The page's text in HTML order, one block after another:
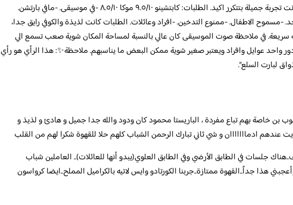
التقييم العام:رايق جدا جدا كانت تجربة جميلة بتتكرر اكيد. الطلبات: كابتشينو ٩.٥/١٠ موكا ٨.٥/١٠ -في موسيقى. -مافي بارتشن.
مسموح الاطفال. -ممنوع التدخين. -افراد وعائلات. الطلبات كانت لذيذة والكوفي رايق جدا،
سريعة. في ملاحظة صوت الموسيقى كان عالي بالنسبة لمساحة المكان شوية صعب تسمع الي
واحد عوايل وافراد ويعتبر صغير شوية ممكن البعض ما يناسبهم. ملاحظة✨: هذا الرأي هو رأي
لبارت السلع”.
بن خاصة بهم تباع مفردة ، الباريستا محمود كان ودود والله جدا جميل و هادئ و لذيذ و
عندهم ادمااااااان و شي ثاني تبارك الرحمن الشباب كلهم حلا للقهوة شكرا لهم من القلب
جلسات في الطابق الأرضي وفي الطابق العلوي(يبدو أنها للعائلات).. العاملين شباب
هذا جداً..القهوة ممتازة..جربنا الكورتادو وايس لاتيه بالكراميل المملح..ايضا كرواسون